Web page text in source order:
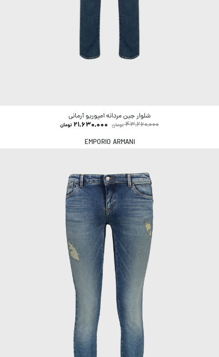
شلوار جین مردانه امپوریو آرمانی
43,260,000 تومان 21,630,000 تومان
EMPORIO ARMANI